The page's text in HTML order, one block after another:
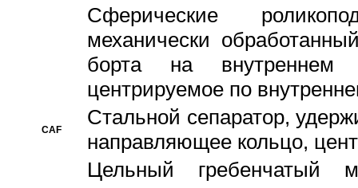
Сферические
механически
борта на внутреннем
центрируемое по
CAF
Стальной сепаратор,
направляющее кольцо,
Цельный гребенчатый